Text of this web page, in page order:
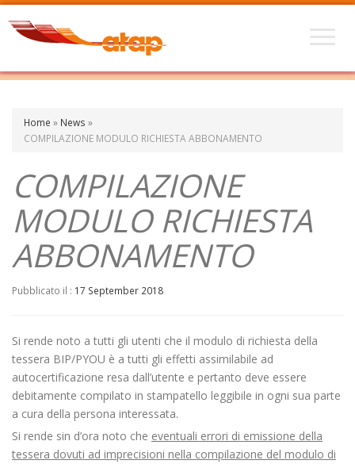
Home » News »
COMPILAZIONE MODULO RICHIESTA ABBONAMENTO
COMPILAZIONE
MODULO RICHIESTA
ABBONAMENTO
Pubblicato il : 17 September 2018
Si rende noto a tutti gli utenti che il modulo di richiesta della
tessera BIP/PYOU è a tutti gli effetti assimilabile ad
autocertificazione resa dall’utente e pertanto deve essere
debitamente compilato in stampatello leggibile in ogni sua parte
a cura della persona interessata.
Si rende sin d’ora noto che eventuali errori di emissione della
tessera dovuti ad imprecisioni nella compilazione del modulo di